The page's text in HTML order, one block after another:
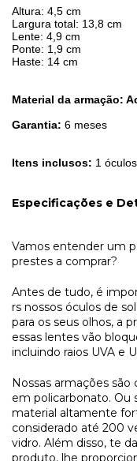
Altura: 4,5 cm
Largura total: 13,8 cm
Lente: 4,9 cm
Ponte: 1,9 cm
Haste: 14 cm
Material da armação:
Garantia: 6 meses
Itens inclusos: 1
Especificações e
Vamos entender um
prestes a comprar?
Antes de tudo, é
rs nossos óculos de
para os seus olhos, a
essas lentes vão
incluindo raios UVA e
Nossas armações
em policarbonato. Ou
material altamente
considerado até 200
vidro. Além disso, te
produto, lhe